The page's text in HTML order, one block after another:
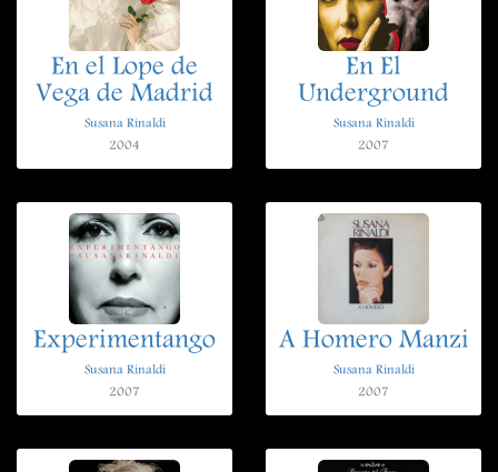
En el Lope de
Vega de Madrid
Susana Rinaldi
2004
En El
Underground
Susana Rinaldi
2007
Experimentango
Susana Rinaldi
2007
A Homero Manzi
Susana Rinaldi
2007